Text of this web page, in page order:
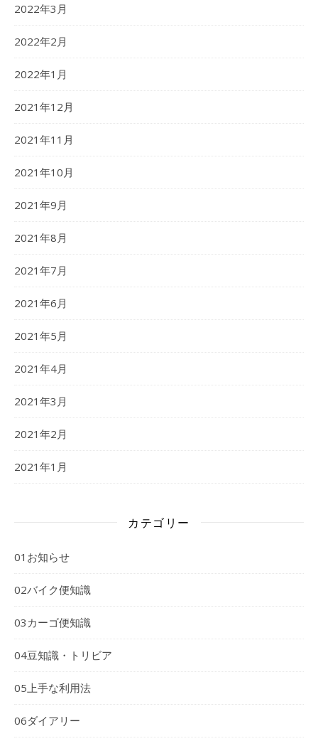
2022年3月
2022年2月
2022年1月
2021年12月
2021年11月
2021年10月
2021年9月
2021年8月
2021年7月
2021年6月
2021年5月
2021年4月
2021年3月
2021年2月
2021年1月
カテゴリー
01お知らせ
02バイク便知識
03カーゴ便知識
04豆知識・トリビア
05上手な利用法
06ダイアリー